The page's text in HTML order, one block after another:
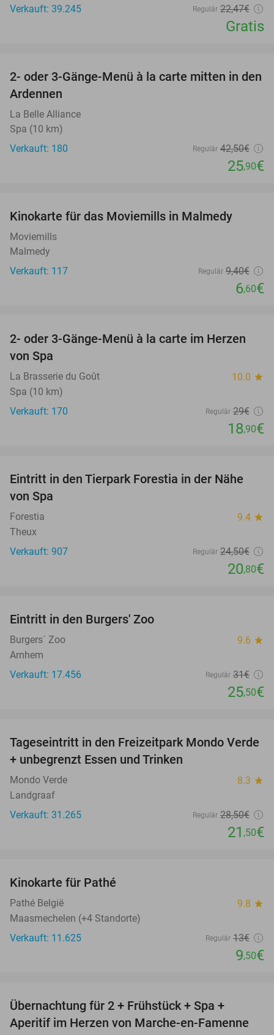
Verkauft: 39.245
Regulär 22,47€
Gratis
39%
2- oder 3-Gänge-Menü à la carte mitten in den
Ardennen
La Belle Alliance
Spa (10 km)
Verkauft: 180
Regulär 42,50€
25,90€
Kinokarte für das Moviemills in Malmedy
Moviemills
Malmedy
Verkauft: 117
Regulär 9,40€
6,60€
35%
2- oder 3-Gänge-Menü à la carte im Herzen
von Spa
La Brasserie du Goût 10.0 star
Spa (10 km)
Verkauft: 170
Regulär 29€
18,90€
15%
Eintritt in den Tierpark Forestia in der Nähe
von Spa
Forestia 9.4 star
Theux
Verkauft: 907
Regulär 24,50€
20,80€
Eintritt in den Burgers' Zoo
Burgers´ Zoo 9.6 star
Arnhem
Verkauft: 17.456
Regulär 31€
25,50€
25%
Tageseintritt in den Freizeitpark Mondo Verde
+ unbegrenzt Essen und Trinken
Mondo Verde 8.3 star
Landgraaf
Verkauft: 31.265
Regulär 28,50€
21 ,50€
Kinokarte für Pathé
Pathé België 9.8 star
Maasmechelen (+4 Standorte)
Verkauft: 11.625
Regulär 13€
9,50€
Übernachtung für 2 + Frühstück + Spa +
Aperitif im Herzen von Marche-en-Famenne